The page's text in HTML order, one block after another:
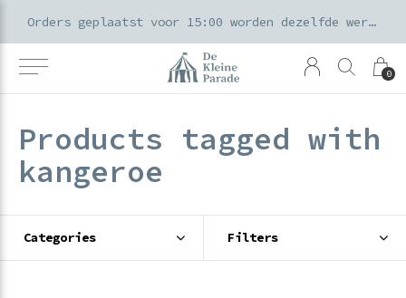
0
Orders geplaatst voor 15:00 worden dezelfde werkdag verzonden
Products tagged with
kangeroe
Categories Filters